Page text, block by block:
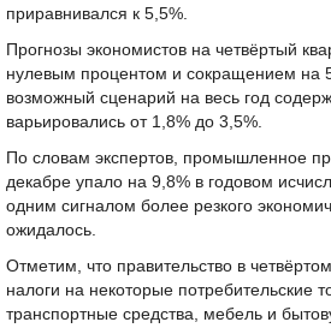
приравнивался к 5,5%.
Прогнозы экономистов на четвёртый
нулевым процентом и сокращением на
возможный сценарий на весь год
варьировались от 1,8% до 3,5%.
По словам экспертов, промышленное
декабре упало на 9,8% в годовом
одним сигналом более резкого
ожидалось.
Отметим, что правительство в
налоги на некоторые потребительские
транспортные средства, мебель и